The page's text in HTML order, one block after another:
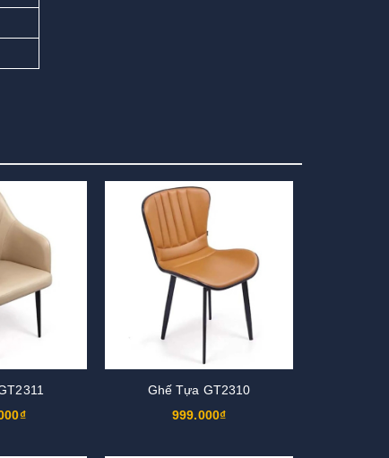
Ghế Tựa GT2310
999.000₫